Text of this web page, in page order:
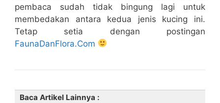
pembaca sudah tidak bingung lagi untuk
membedakan antara kedua jenis kucing ini.
Tetap setia dengan postingan
FaunaDanFlora.Com
Baca Artikel Lainnya :